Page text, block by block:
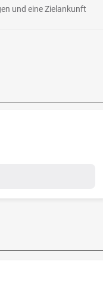
und eine Zielankunft